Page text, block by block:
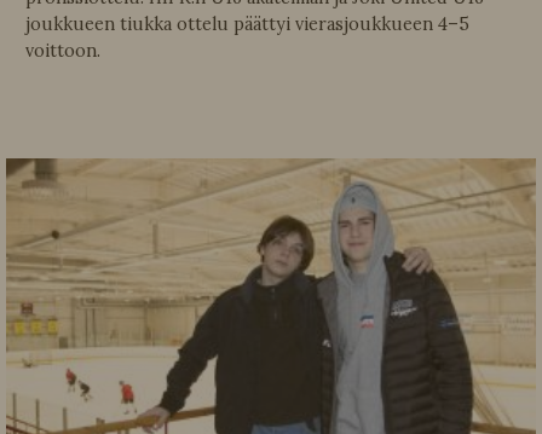
joukkueen tiukka ottelu päättyi vierasjoukkueen 4–5
voittoon.